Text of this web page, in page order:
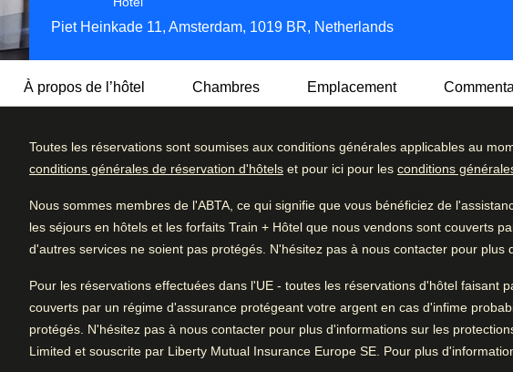
Piet Heinkade 11, Amsterdam, 1019 BR, Netherlands
À propos de l’hôtel Chambres Emplacement
Une architecture moderne, des lignes épurés et un cadre baigné de
quatre étoiles tout confort semblant flotter sur l’IJ, un petit lac en plein
est exceptionnelle. Son restaurant, le Silk Road, propose à la carte des
tous horizons, sans oublier des snacks, des plats digestes et
faite maison.
Le centre de bien-être comprend une salle de remise en forme, des
et une salle de relaxation. Venez donc vous y délasser une heure ou deux
remplie.
Démarche écoresponsable:L’hôtel participe à l’initiative mondiale
Avis des utilisatrices et utilisateurs, 4.5 sur 5, Excellent
Excellent
10184 commentaires vérifiés
Détail des commentaires
Excellent 65
Très bien 25
Moyen 3
Médiocre 2
Toutes les réservations sont soumises aux conditions générales applicables au
conditions générales de réservation d'hôtels et pour ici pour les conditions
Nous sommes membres de l'ABTA, ce qui signifie que vous bénéficiez de
les séjours en hôtels et les forfaits Train + Hôtel que nous vendons sont couverts
d'autres services ne soient pas protégés. N'hésitez pas à nous contacter pour plus
Pour les réservations effectuées dans l'UE - toutes les réservations d'hôtel
couverts par un régime d'assurance protégeant votre argent en cas d'infime
protégés. N'hésitez pas à nous contacter pour plus d'informations sur les
Limited et souscrite par Liberty Mutual Insurance Europe SE. Pour plus